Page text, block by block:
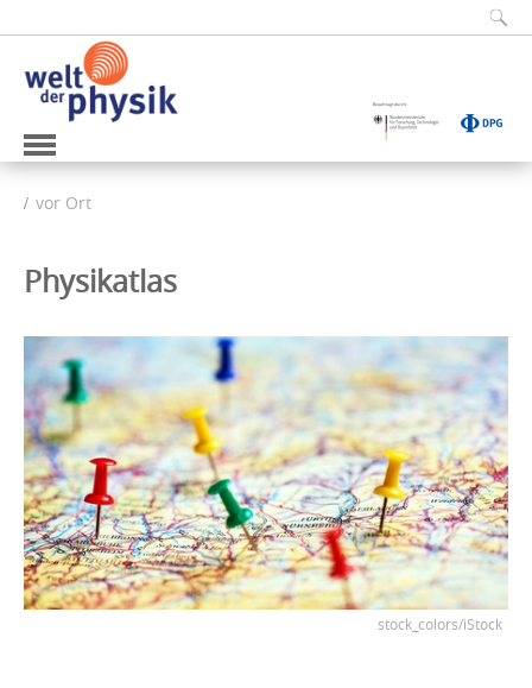
vor Ort
Physikatlas
stock_colors/iStock